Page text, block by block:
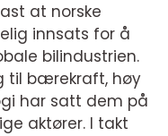
at norske
innsats for å
bilindustrien.
til bærekraft, høy
har satt dem på
aktører. I takt